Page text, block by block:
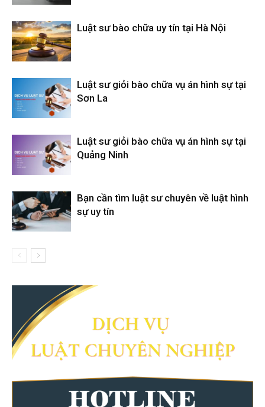
Luật sư bào chữa uy tín tại Hà Nội
Luật sư giỏi bào chữa vụ án hình sự tại
Sơn La
Luật sư giỏi bào chữa vụ án hình sự tại
Quảng Ninh
Bạn cần tìm luật sư chuyên về luật hình
sự uy tín